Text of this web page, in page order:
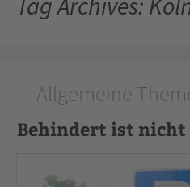
Allgemeine
Behindert ist